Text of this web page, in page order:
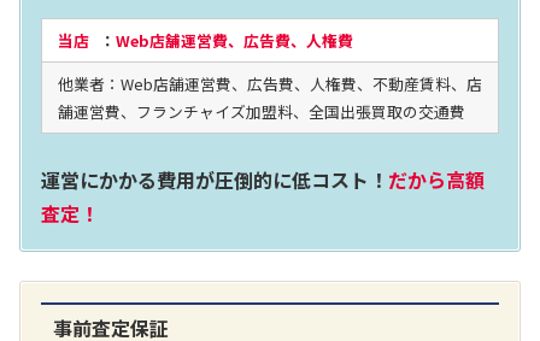
2024年12月更新 オーディオ買取価格
LUXKIT
当店： Web店舗運営費、広告費、人権費
他業者：Web店舗運営費、広告費、人権費、不動産賃料、店
舗運営費、フランチャイズ加盟料、全国出張買取の交通費
運営にかかる費用が圧倒的に低コスト！ だから高額
査定！
事前査定保証